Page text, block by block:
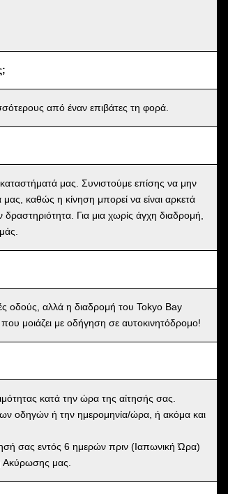
από έναν επιβάτες τη φορά.
μας. Συνιστούμε επίσης να μην
μας, καθώς η κίνηση μπορεί να είναι αρκετά
Για μια χωρίς άγχη διαδρομή,
οδούς, αλλά η διαδρομή του Tokyo Bay
μοιάζει με οδήγηση σε αυτοκινητόδρομο!
κατά την ώρα της αίτησής σας.
οδηγών ή την ημερομηνία/ώρα, ή ακόμα και
σας εντός 6 ημερών πριν (Ιαπωνική Ώρα)
Ακύρωσης μας.